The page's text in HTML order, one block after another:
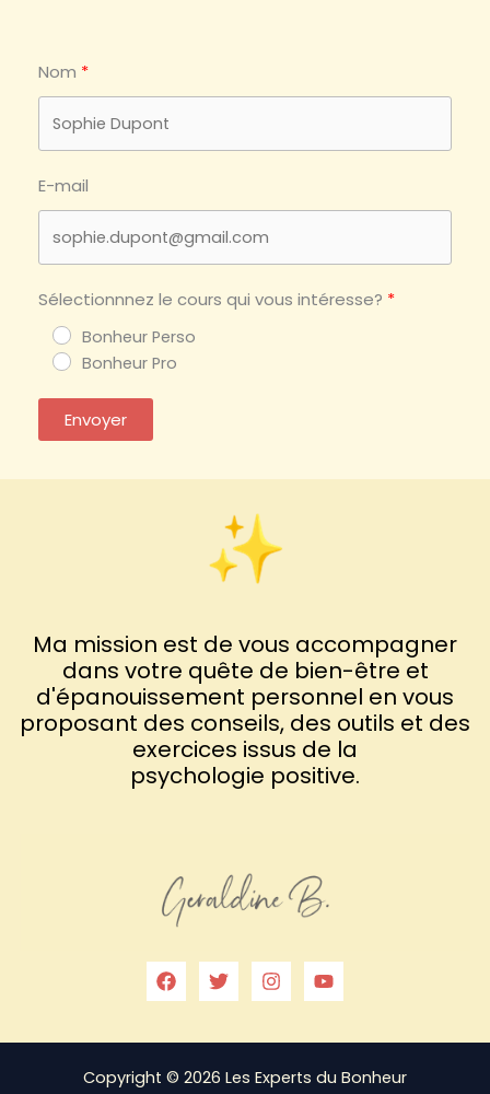
Nom
E-mail
Sélectionnnez le cours qui vous intéresse?
Bonheur Perso
Bonheur Pro
Envoyer
Ma mission est de vous accompagner
dans votre quête de bien-être et
d'épanouissement personnel en vous
proposant des conseils, des outils et des
exercices issus de la
psychologie positive.
Copyright © 2026 Les Experts du Bonheur